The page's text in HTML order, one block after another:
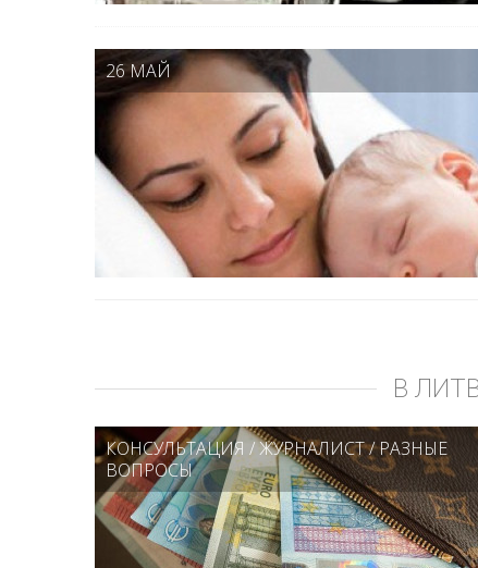
26 МАЙ
В
КОНСУЛЬТАЦИЯ /ЖУРНАЛИСТ/РАЗНЫЕ
ВОПРОСЫ